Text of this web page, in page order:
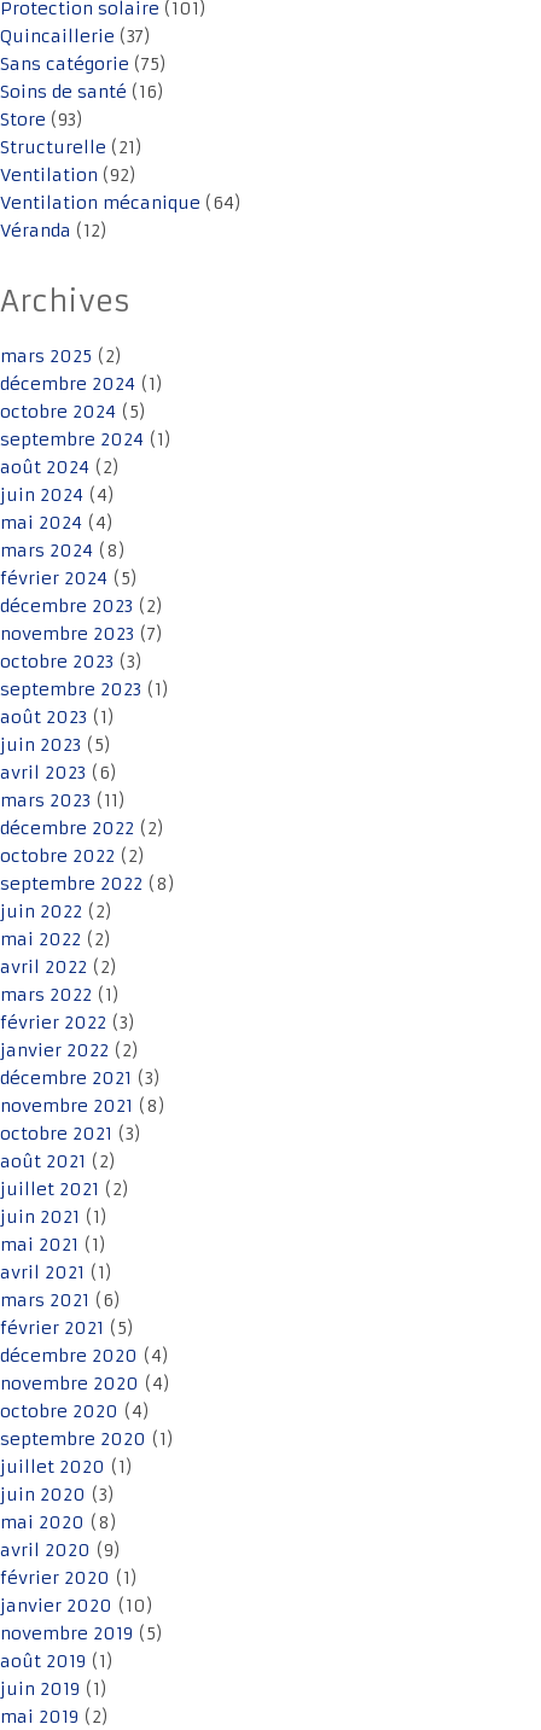
Protection solaire (101)
Quincaillerie (37)
Sans catégorie (75)
Soins de santé (16)
Store (93)
Structurelle (21)
Ventilation (92)
Ventilation mécanique (64)
Véranda (12)
Archives
mars 2025 (2)
décembre 2024 (1)
octobre 2024 (5)
septembre 2024 (1)
août 2024 (2)
juin 2024 (4)
mai 2024 (4)
mars 2024 (8)
février 2024 (5)
décembre 2023 (2)
novembre 2023 (7)
octobre 2023 (3)
septembre 2023 (1)
août 2023 (1)
juin 2023 (5)
avril 2023 (6)
mars 2023 (11)
décembre 2022 (2)
octobre 2022 (2)
septembre 2022 (8)
juin 2022 (2)
mai 2022 (2)
avril 2022 (2)
mars 2022 (1)
février 2022 (3)
janvier 2022 (2)
décembre 2021 (3)
novembre 2021 (8)
octobre 2021 (3)
août 2021 (2)
juillet 2021 (2)
juin 2021 (1)
mai 2021 (1)
avril 2021 (1)
mars 2021 (6)
février 2021 (5)
décembre 2020 (4)
novembre 2020 (4)
octobre 2020 (4)
septembre 2020 (1)
juillet 2020 (1)
juin 2020 (3)
mai 2020 (8)
avril 2020 (9)
février 2020 (1)
janvier 2020 (10)
novembre 2019 (5)
août 2019 (1)
juin 2019 (1)
mai 2019 (2)